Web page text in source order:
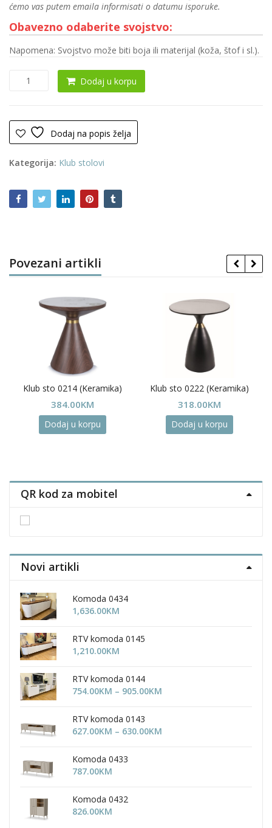
ćemo vas putem emaila informisati o datumu isporuke.
Obavezno odaberite svojstvo:
Napomena: Svojstvo može biti boja ili materijal (koža, štof i sl.).
Dodaj u korpu
Dodaj na popis želja
Kategorija: Klub stolovi
Povezani artikli
Klub sto 0214 (Keramika)
384.00KM
Dodaj u korpu
Klub sto 0222 (Keramika)
318.00KM
Dodaj u korpu
QR kod za mobitel
Novi artikli
Komoda 0434
1,636.00KM
RTV komoda 0145
1,210.00KM
RTV komoda 0144
754.00KM – 905.00KM
RTV komoda 0143
627.00KM – 630.00KM
Komoda 0433
787.00KM
Komoda 0432
826.00KM